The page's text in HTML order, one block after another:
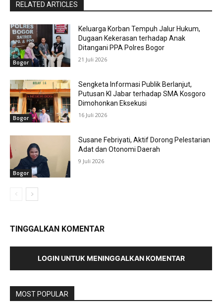
RELATED ARTICLES
Bogor
Keluarga Korban Tempuh Jalur Hukum,
Dugaan Kekerasan terhadap Anak
Ditangani PPA Polres Bogor
21 Juli 2026
Bogor
Sengketa Informasi Publik Berlanjut,
Putusan KI Jabar terhadap SMA Kosgoro
Dimohonkan Eksekusi
16 Juli 2026
Bogor
Susane Febriyati, Aktif Dorong Pelestarian
Adat dan Otonomi Daerah
9 Juli 2026
TINGGALKAN KOMENTAR
LOGIN UNTUK MENINGGALKAN KOMENTAR
MOST POPULAR